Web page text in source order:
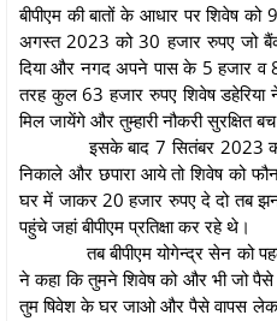
बीपीएम की बातों के आधार पर शिवेष
अगस्त 2023 को 30 हजार रुपए जो
दिया और नगद अपने पास के 5 हजार व 8
तरह कुल 63 हजार रुपए शिवेष डहेरिया
मिल जायेंगे और तुम्हारी नौकरी सुरक्षित
इसके बाद 7 सितंबर 2023
निकाले और छपारा आये तो शिवेष को
घर में जाकर 20 हजार रुपए दे दो तब
पहुंचे जहां बीपीएम प्रतिक्षा कर रहे थे।
तब बीपीएम योगेन्द्र सेन को
ने कहा कि तुमने शिवेष को और भी जो पैसे
तुम षिवेश के घर जाओ और पैसे वापस